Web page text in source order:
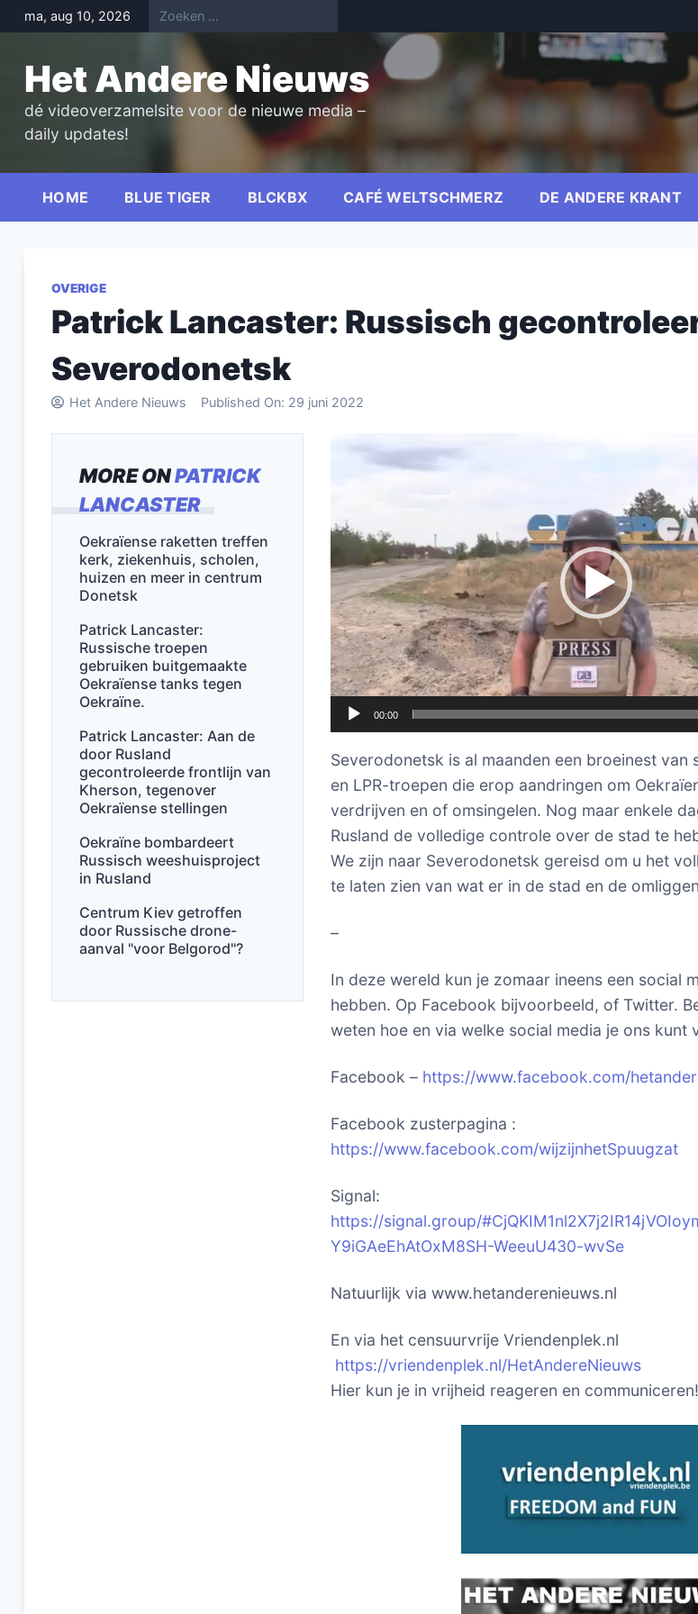
Skip
to
ma, aug 10, 2026
Het Andere Nieuws
dé videoverzamelsite voor de nieuwe media –
daily updates!
HOME BLUE TIGER BLCKBX CAFÉ WELTSCHMERZ DE ANDERE KRANT
OVERIGE
Patrick Lancaster: Russisch
Severodonetsk
Het Andere Nieuws Published On: 29 juni 2022
MORE ONPATRICK
LANCASTER
Oekraïense raketten treffen
kerk, ziekenhuis, scholen,
huizen en meer in centrum
Donetsk
Patrick Lancaster:
Russische troepen
gebruiken buitgemaakte
Oekraïense tanks tegen
Oekraïne.
Patrick Lancaster: Aan de
door Rusland
gecontroleerde frontlijn van
Kherson, tegenover
Oekraïense stellingen
Oekraïne bombardeert
Russisch weeshuisproject
in Rusland
Centrum Kiev getroffen
door Russische drone-
aanval "voor Belgorod"?
Videospeler
00:00
Severodonetsk is al maanden een broeinest van
en LPR-troepen die erop aandringen om
verdrijven en of omsingelen. Nog maar enkele
Rusland de volledige controle over de stad te
We zijn naar Severodonetsk gereisd om u het
te laten zien van wat er in de stad en de
–
In deze wereld kun je zomaar ineens een social
hebben. Op Facebook bijvoorbeeld, of Twitter.
weten hoe en via welke social media je ons kunt
Facebook – https://www.facebook.com/
Facebook zusterpagina :
https://www.facebook.com/wijzijnhetSpuugzat
Signal:
https://signal.group/
Y9iGAeEhAtOxM8SH-WeeuU430-wvSe
Natuurlijk via www.hetanderenieuws.nl
En via het censuurvrije Vriendenplek.nl
https://vriendenplek.nl/HetAndereNieuws
Hier kun je in vrijheid reageren en communiceren!